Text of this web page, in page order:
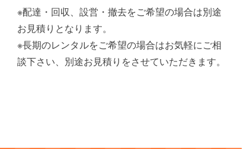
※配達・回収、設営・撤去をご希望の場合は別途
お見積りとなります。
※長期のレンタルをご希望の場合はお気軽にご相
談下さい、別途お見積りをさせていただきます。